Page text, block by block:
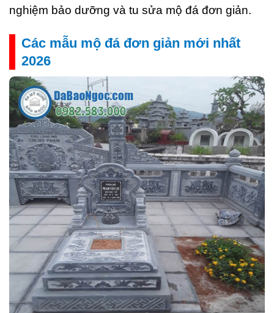
nghiệm bảo dưỡng và tu sửa mộ đá đơn giản.
Các mẫu mộ đá đơn giản mới nhất
2026